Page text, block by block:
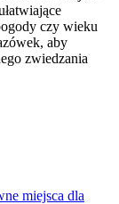
czy wieku
aby
zwiedzania
miejsca dla